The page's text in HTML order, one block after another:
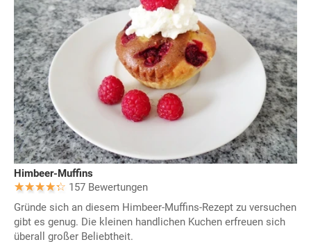
Himbeer-Muffins
157 Bewertungen
Gründe sich an diesem Himbeer-Muffins-Rezept zu versuchen
gibt es genug. Die kleinen handlichen Kuchen erfreuen sich
überall großer Beliebtheit.